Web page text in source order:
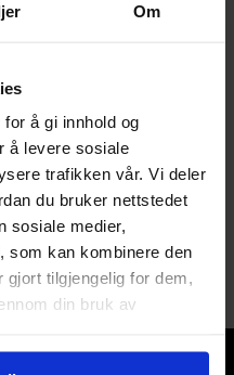
Om
å gi innhold og
å levere sosiale
trafikken vår. Vi deler
du bruker nettstedet
sosiale medier,
som kan kombinere den
gjort tilgjengelig for dem,
din bruk av